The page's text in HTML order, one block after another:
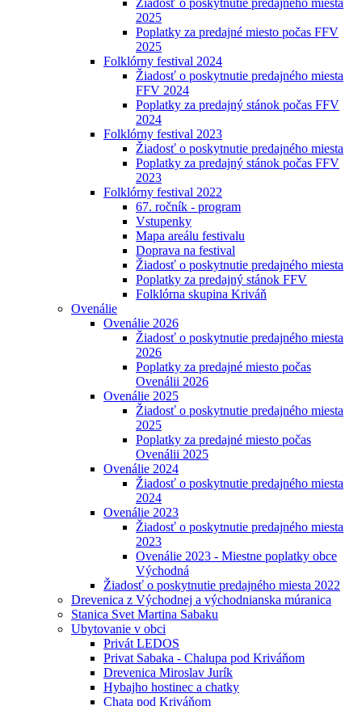
Žiadosť o poskytnutie predajného miesta
2025
Poplatky za predajné miesto počas FFV
2025
Folklórny festival 2024
Žiadosť o poskytnutie predajného miesta
FFV 2024
Poplatky za predajný stánok počas FFV
2024
Folklórny festival 2023
Žiadosť o poskytnutie predajného miesta
Poplatky za predajný stánok počas FFV
2023
Folklórny festival 2022
67. ročník - program
Vstupenky
Mapa areálu festivalu
Doprava na festival
Žiadosť o poskytnutie predajného miesta
Poplatky za predajný stánok FFV
Folklórna skupina Kriváň
Ovenálie
Ovenálie 2026
Žiadosť o poskytnutie predajného miesta
2026
Poplatky za predajné miesto počas
Ovenálii 2026
Ovenálie 2025
Žiadosť o poskytnutie predajného miesta
2025
Poplatky za predajné miesto počas
Ovenálii 2025
Ovenálie 2024
Žiadosť o poskytnutie predajného miesta
2024
Ovenálie 2023
Žiadosť o poskytnutie predajného miesta
2023
Ovenálie 2023 - Miestne poplatky obce
Východná
Žiadosť o poskytnutie predajného miesta 2022
Drevenica z Východnej a východnianska múranica
Stanica Svet Martina Sabaku
Ubytovanie v obci
Privát LEDOS
Privat Sabaka - Chalupa pod Kriváňom
Drevenica Miroslav Jurík
Hybajho hostinec a chatky
Chata pod Kriváňom